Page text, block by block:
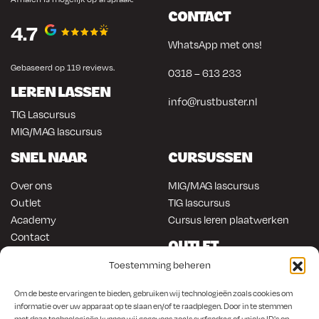
Toestemming beheren
Om de beste ervaringen te bieden, gebruiken wij technologieën zoals cookies om
informatie over uw apparaat op te slaan en/of te raadplegen. Door in te stemmen
4.7
Gebaseerd op 119 reviews.
LEREN LASSEN
TIG Lascursus
MIG/MAG lascursus
CONTACT
WhatsApp met ons!
0318 – 613 233
info@rustbuster.nl
SNEL NAAR
Over ons
Outlet
Academy
Contact
ONLINE KOPEN
Lasapparatuur
Anti-roest producten
CURSUSSEN
MIG/MAG lascursus
TIG lascursus
Cursus leren plaatwerken
OUTLET
Gereedschap
Om en in de auto werken
Lasapparatuur